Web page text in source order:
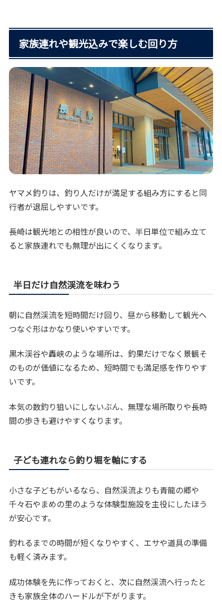
家族連れや観光込みで楽しむ回り方
ヤマメ釣りは、釣り人だけが満足する組み方にすると同
行者が退屈しやすいです。
長崎は観光地との相性が良いので、半日単位で組み立て
ると家族連れでも無理が出にくくなります。
半日だけ自然渓流を味わう
朝に自然渓流を短時間だけ回り、昼から移動して観光へ
つなぐ形はかなり使いやすいです。
黒木渓谷や轟峡のような場所は、釣果だけでなく景観そ
のものが価値になるため、短時間でも満足感を作りやす
いです。
本気の数釣り狙いにしないぶん、無理な場所取りや長時
間の歩きも避けやすくなります。
子ども連れなら釣り堀を軸にする
小さな子どもがいるなら、自然渓流よりも青龍の郷や
千々石やまめの里のような体験型施設を主役にしたほう
が安心です。
釣れるまでの時間が短くなりやすく、エサや道具の準備
も軽く済みます。
成功体験を先に作っておくと、次に自然渓流へ行ったと
きも家族全体のハードルが下がります。